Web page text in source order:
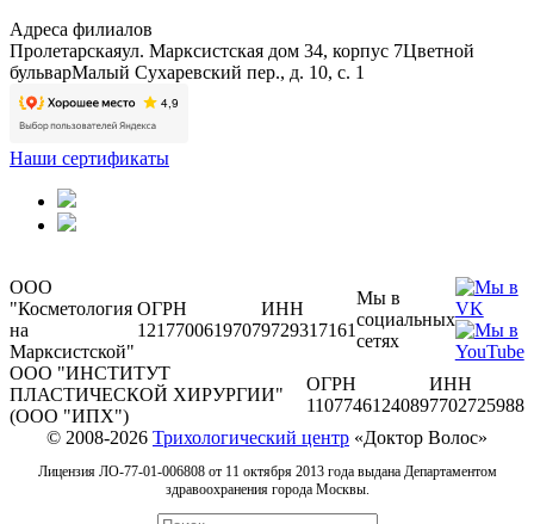
Адреса филиалов
Пролетарскаяул. Марксистская дом 34, корпус 7Цветной
бульварМалый Сухаревский пер., д. 10, с. 1
Наши сертификаты
ООО
"Косметология
на
Марксистской"
ОГРН
1217700619707
ИНН
9729317161
Мы в
социальных
сетях
ООО "ИНСТИТУТ
ПЛАСТИЧЕСКОЙ ХИРУРГИИ"
(ООО "ИПХ")
ОГРН
1107746124089
ИНН
7702725988
© 2008-2026 Трихологический центр «Доктор Волос»
Лицензия ЛО-77-01-006808 от 11 октября 2013 года выдана Департаментом
здравоохранения города Москвы.